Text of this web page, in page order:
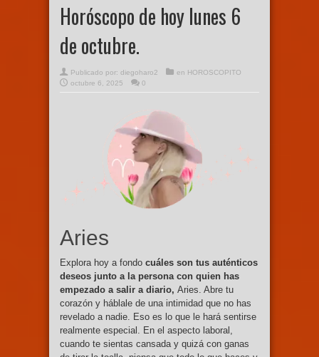
Horóscopo de hoy lunes 6
de octubre.
Publicado por: diegoharo2 en HOROSCOPITO
octubre 6, 2025
0
Aries
Explora hoy a fondo cuáles son tus auténticos
deseos junto a la persona con quien has
empezado a salir a diario, Aries. Abre tu
corazón y háblale de una intimidad que no has
revelado a nadie. Eso es lo que le hará sentirse
realmente especial. En el aspecto laboral,
cuando te sientas cansada y quizá con ganas